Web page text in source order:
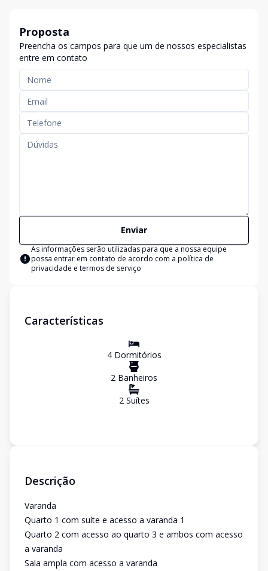
Proposta
Preencha os campos para que um de nossos especialistas
entre em contato
Enviar
As informações serão utilizadas para que a nossa equipe
possa entrar em contato de acordo com a política de
privacidade e termos de serviço
Características
4Dormitórios
2 Banheiros
2Suítes
Descrição
Varanda
Quarto 1 com suíte e acesso a varanda 1
Quarto 2 com acesso ao quarto 3 e ambos com acesso
a varanda
Sala ampla com acesso a varanda